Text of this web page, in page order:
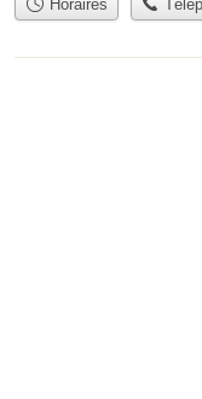
Horaires